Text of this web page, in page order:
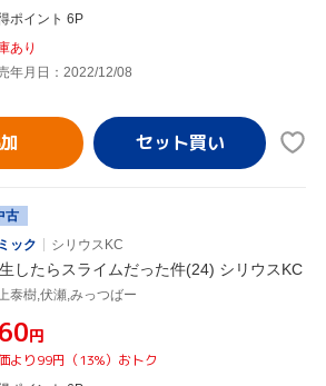
ポイント 6P
あり
年月日：2022/12/08
古
ック
シリウスKC
したらスライムだった件(24) シリウスKC
泰樹,伏瀬,みっつばー
円
より99円（13%）おトク